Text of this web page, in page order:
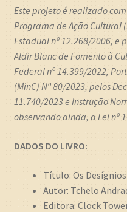
Este projeto é realizado com
Programa de Ação Cultural
Estadual nº 12.268/2006, e
Aldir Blanc de Fomento à
Federal nº 14.399/2022,
(MinC) Nº 80/2023, pelos
11.740/2023 e Instrução
observando ainda, a Lei nº
DADOS DO LIVRO:
Título: Os
Autor: Tchelo
Editora: Clock